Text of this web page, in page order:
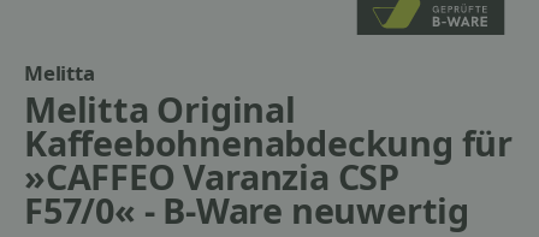
Melitta
Melitta Original
Kaffeebohnenabdeckung für
»CAFFEO Varanzia CSP
F57/0« - B-Ware neuwertig